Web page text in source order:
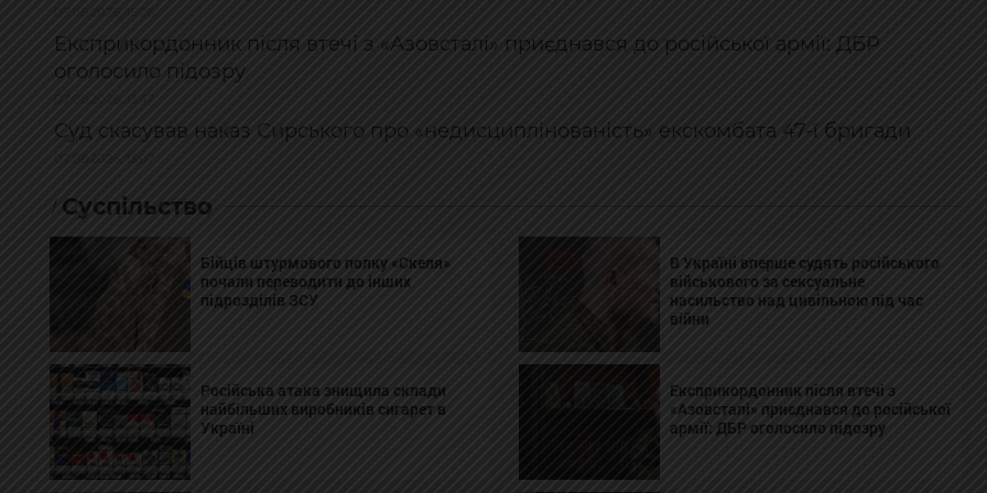
Експрикордонник після втечі з «Азовсталі» приєднався до російської армії: ДБР
оголосило підозру
Суд скасував наказ Сирського про «недисциплінованість» екскомбата 47-ї бригади
Суспільство
Бійців штурмового полку «Скеля»
почали переводити до інших
підрозділів ЗСУ
В Україні вперше судять російського
військового за сексуальне
насильство над цивільною під час
війни
Російська атака знищила склади
найбільших виробників сигарет в
Україні
Експрикордонник після втечі з
«Азовсталі» приєднався до російської
армії: ДБР оголосило підозру